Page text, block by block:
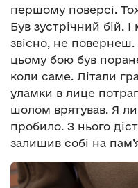
першому поверсі.
Був зустрічний бій.
звісно, не
цьому бою був
коли саме. Літали
уламки в лице
шолом врятував. Я
пробило. З нього
залишив собі на